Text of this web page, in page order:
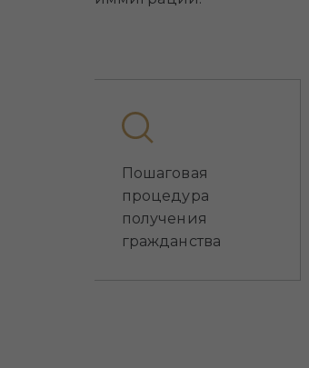
Пошаговая
процедура
получения
гражданства